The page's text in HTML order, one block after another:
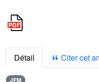
Détail Citer cet
JFM